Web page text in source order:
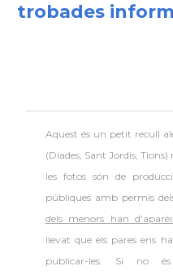
trobades
Aquest és un petit recull
(Diades, Sant Jordis, Tions)
les fotos són de
públiques amb permís
dels menors han
llevat que els pares ens
publicar-les. Si no